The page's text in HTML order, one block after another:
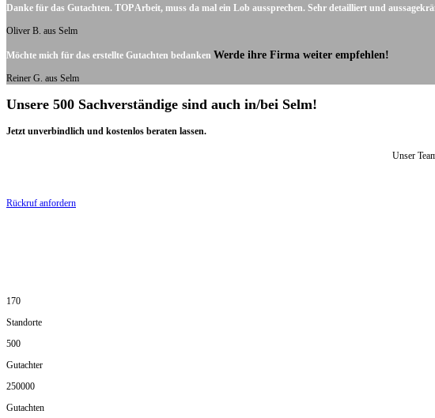
Danke für das Gutachten. TOP Arbeit, muss da mal ein Lob aussprechen. Sehr detailliert und
Oliver B. aus Selm
Möchte mich für das erstellte Gutachten bedanken Werde ihre Firma weiter empfehlen!
Reiner G. aus Selm
Unsere 500 Sachverständige sind auch in/bei Selm!
Jetzt unverbindlich und kostenlos beraten lassen.
Unser
Rückruf anfordern
170
Standorte
500
Gutachter
250000
Gutachten